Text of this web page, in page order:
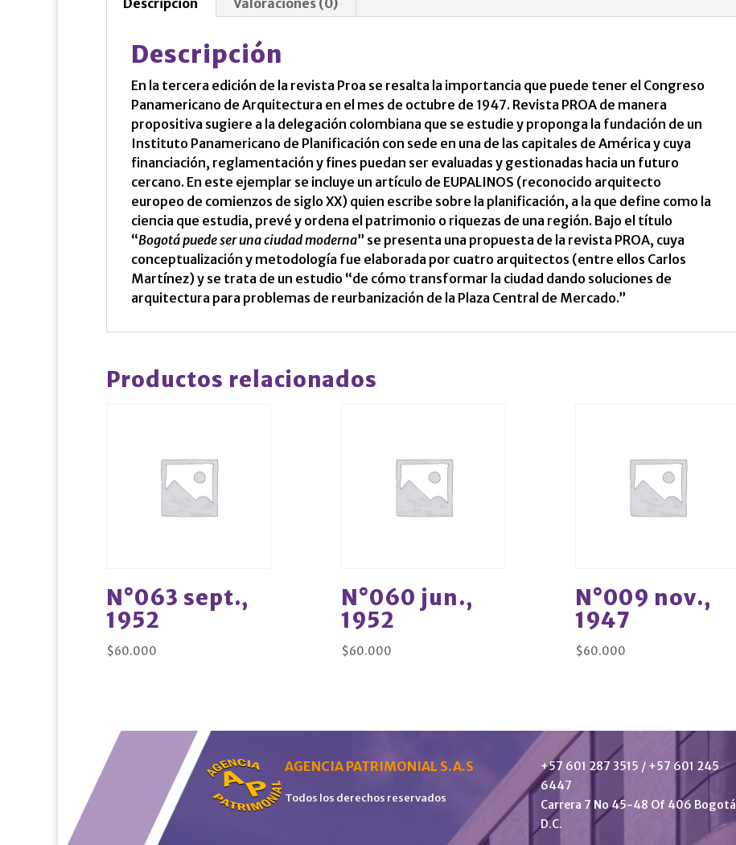
Descripción Valoraciones (0)
Descripción
En la tercera edición de la revista Proa se resalta la importancia que puede tener el Congreso
Panamericano de Arquitectura en el mes de octubre de 1947. Revista PROA de manera
propositiva sugiere a la delegación colombiana que se estudie y proponga la fundación de un
Instituto Panamericano de Planificación con sede en una de las capitales de América y cuya
financiación, reglamentación y fines puedan ser evaluadas y gestionadas hacia un futuro
cercano. En este ejemplar se incluye un artículo de EUPALINOS (reconocido arquitecto
europeo de comienzos de siglo XX) quien escribe sobre la planificación, a la que define como la
ciencia que estudia, prevé y ordena el patrimonio o riquezas de una región. Bajo el título
“Bogotá puede ser una ciudad moderna” se presenta una propuesta de la revista PROA, cuya
conceptualización y metodología fue elaborada por cuatro arquitectos (entre ellos Carlos
Martínez) y se trata de un estudio “de cómo transformar la ciudad dando soluciones de
arquitectura para problemas de reurbanización de la Plaza Central de Mercado.”
Productos relacionados
N°063 sept.,
1952
$60.000
N°060 jun.,
1952
$60.000
N°009 nov.,
1947
$60.000
AGENCIA PATRIMONIAL S.A.S
Todos los derechos reservados
+57 601 287 3515 / +57 601 245
6447
Carrera 7 No 45-48 Of 406 Bogotá
D.C.